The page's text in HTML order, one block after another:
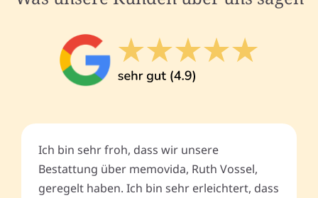
Ich bin sehr froh, dass wir unsere
Bestattung über memovida, Ruth Vossel,
geregelt haben. Ich bin sehr erleichtert, dass